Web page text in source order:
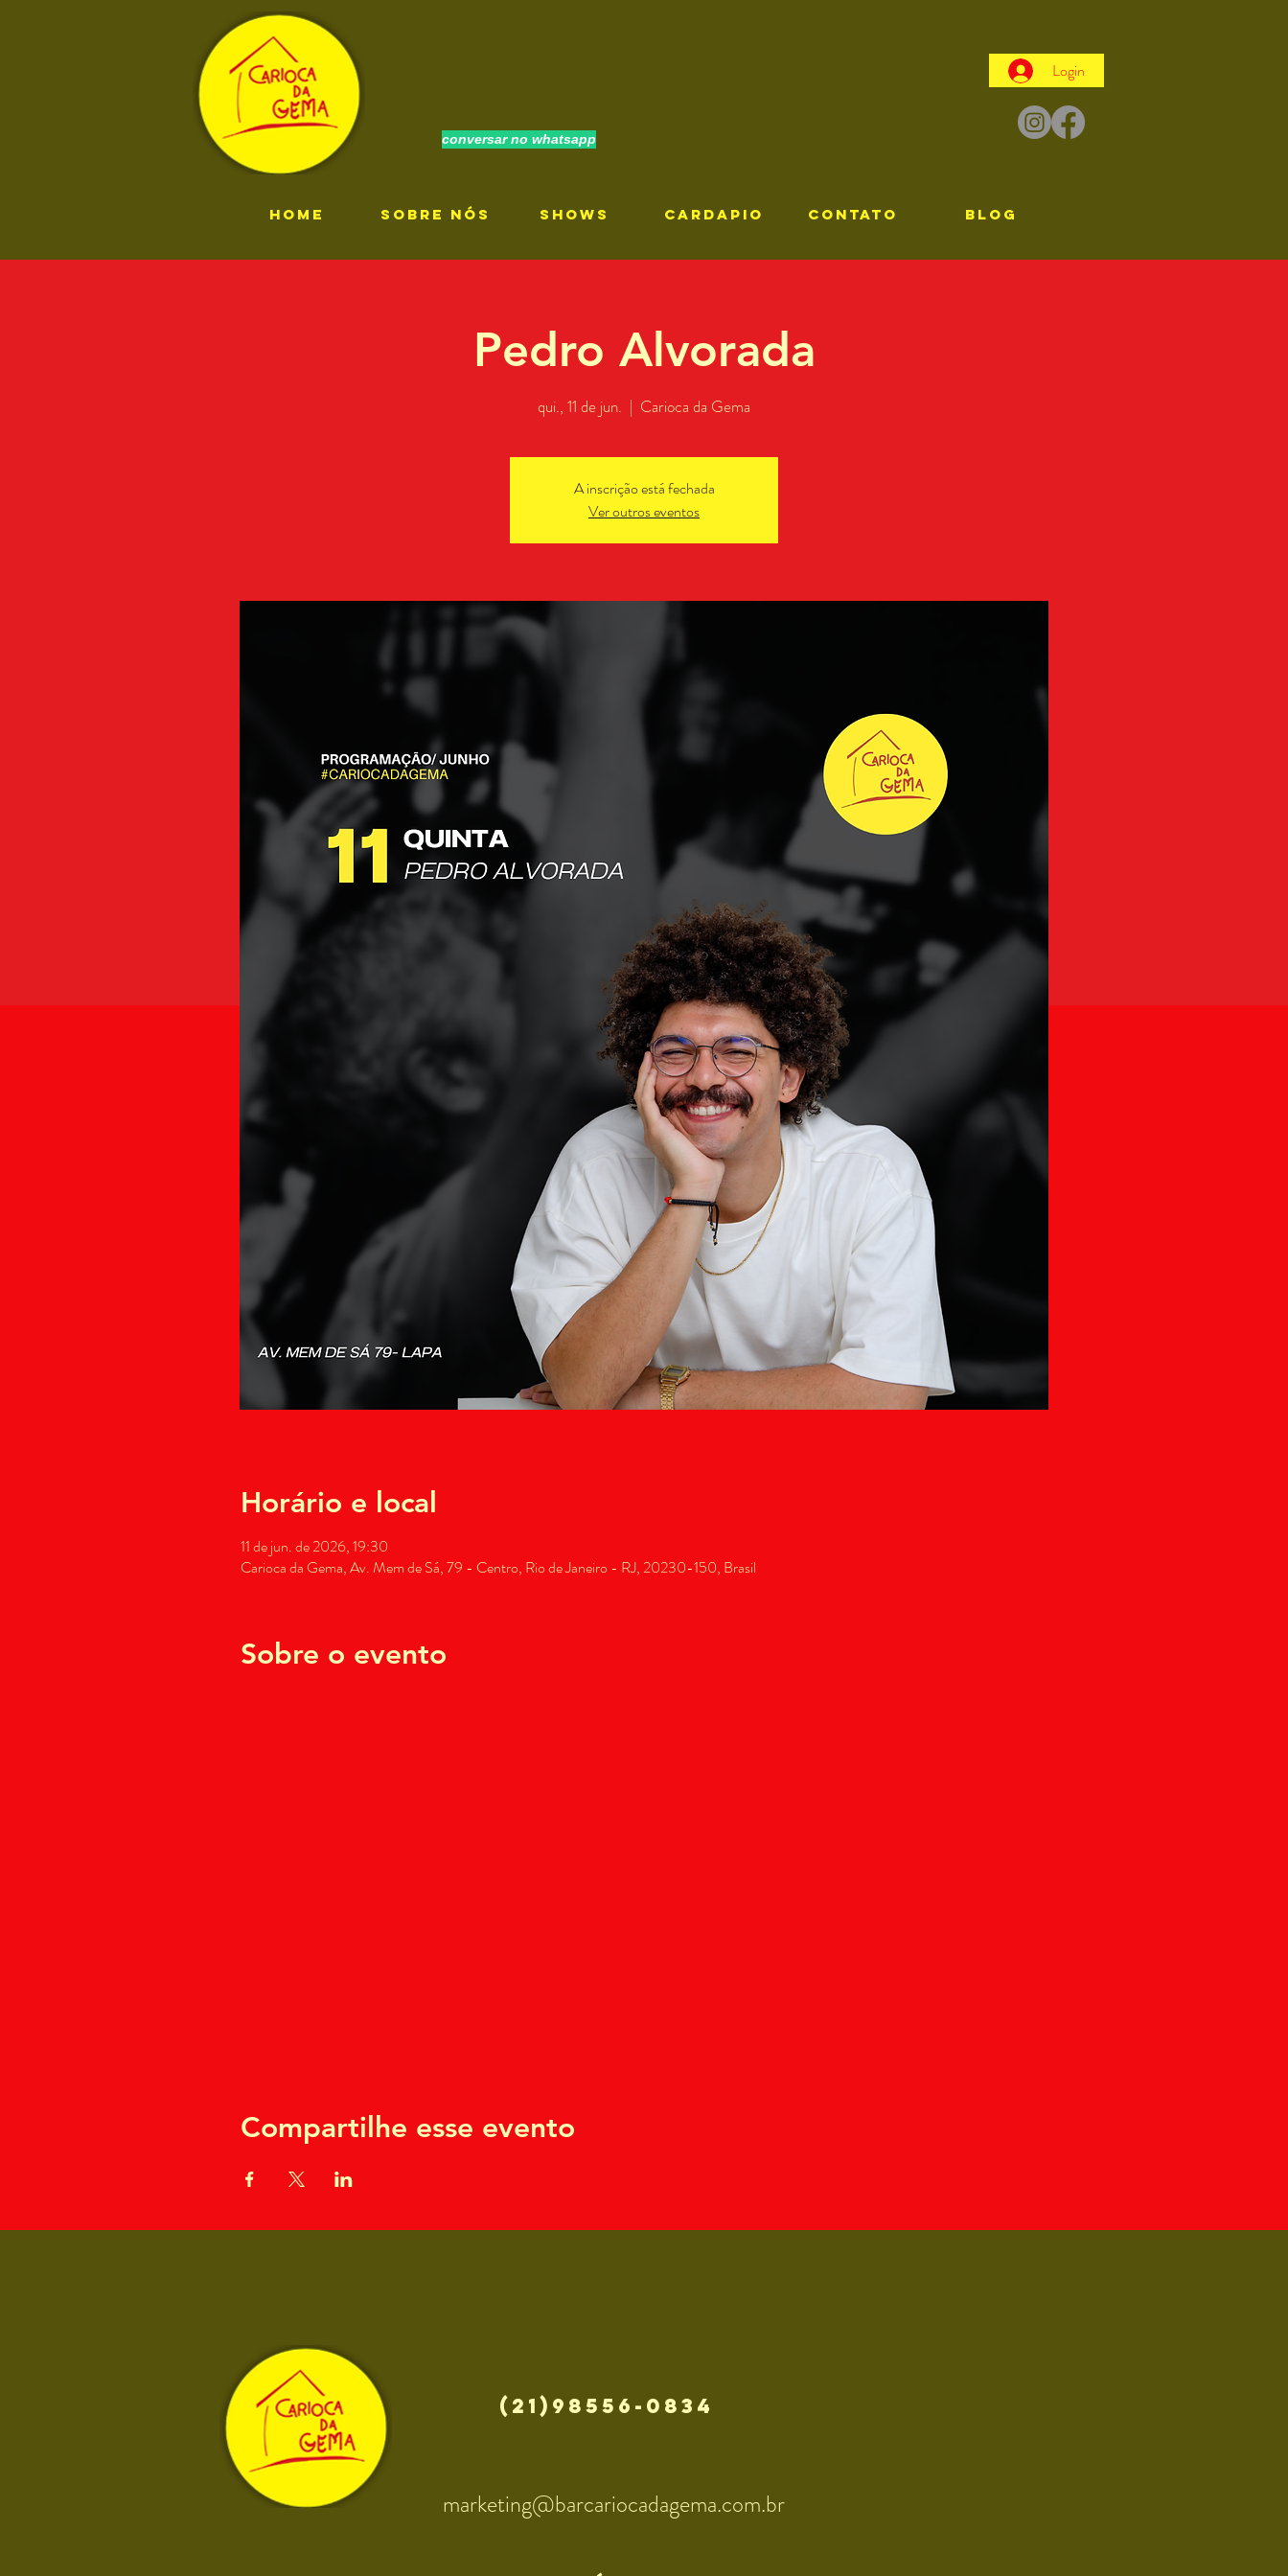
conversar no whatsapp
Login
HOME SOBRE NÓS SHOWS CARDAPIO CONTATO Blog
Pedro Alvorada
qui., 11 de jun.
  |
Carioca da Gema
A inscrição está fechada
Ver outros eventos
Horário e local
11 de jun. de 2026, 19:30
Carioca da Gema, Av. Mem de Sá, 79 - Centro, Rio de Janeiro - RJ, 20230-150, Brasil
Sobre o evento
Compartilhe esse evento
(21)98556-0834
marketing@barcariocadagema.com.br